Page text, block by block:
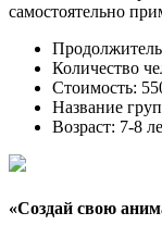
самостоятельно
Количество
Стоимость:
Название
Возраст: 7-8
«Создай свою